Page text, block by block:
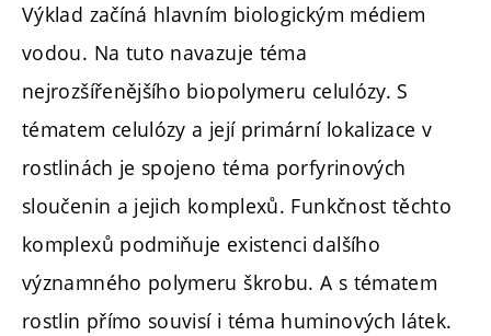
Výklad začíná hlavním biologickým médiem
vodou. Na tuto navazuje téma
nejrozšířenějšího biopolymeru celulózy. S
tématem celulózy a její primární lokalizace v
rostlinách je spojeno téma porfyrinových
sloučenin a jejich komplexů. Funkčnost těchto
komplexů podmiňuje existenci dalšího
významného polymeru škrobu. A s tématem
rostlin přímo souvisí i téma huminových látek.